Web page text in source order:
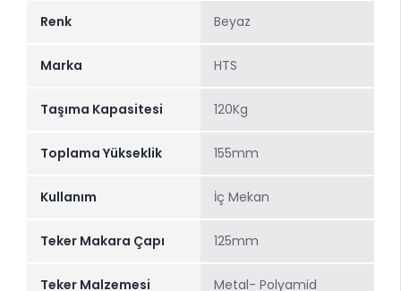
Renk Beyaz
Marka HTS
Taşıma Kapasitesi 120Kg
Toplama Yükseklik 155mm
Kullanım İç Mekan
Teker Makara Çapı 125mm
Teker Malzemesi Metal- Polyamid